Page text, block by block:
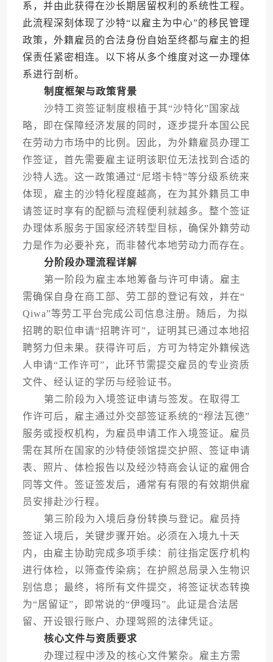
系，并由此获得在沙长期居留权利的系统性工程。
此流程深刻体现了沙特“以雇主为中心”的移民管理
政策，外籍雇员的合法身份自始至终都与雇主的担
保责任紧密相连。以下将从多个维度对这一办理体
系进行剖析。
制度框架与政策背景
沙特工资签证制度根植于其“沙特化”国家战
略，即在保障经济发展的同时，逐步提升本国公民
在劳动力市场中的比例。因此，为外籍雇员办理工
作签证，首先需要雇主证明该职位无法找到合适的
沙特人选。这一政策通过“尼塔卡特”等分级系统来
体现，雇主的沙特化程度越高，在为其外籍员工申
请签证时享有的配额与流程便利就越多。整个签证
办理体系服务于国家经济转型目标，确保外籍劳动
力是作为必要补充，而非替代本地劳动力而存在。
分阶段办理流程详解
第一阶段为雇主本地筹备与许可申请。雇主
需确保自身在商工部、劳工部的登记有效，并在“
Qiwa”等劳工平台完成公司信息注册。随后，为拟
招聘的职位申请“招聘许可”，证明其已通过本地招
聘努力但未果。获得许可后，方可为特定外籍候选
人申请“工作许可”，此环节需提交雇员的专业资质
文件、经认证的学历与经验证书。
第二阶段为入境签证申请与签发。在取得工
作许可后，雇主通过外交部签证系统的“穆法瓦德”
服务或授权机构，为雇员申请工作入境签证。雇员
需在其所在国家的沙特使领馆提交护照、签证申请
表、照片、体检报告以及经沙特商会认证的雇佣合
同等文件。签证签发后，通常有有限的有效期供雇
员安排赴沙行程。
第三阶段为入境后身份转换与登记。雇员持
签证入境后，关键步骤开始。必须在入境九十天
内，由雇主协助完成多项手续：前往指定医疗机构
进行体检，以筛查传染病；在护照总局录入生物识
别信息；最终，将所有文件提交，将签证状态转换
为“居留证”，即常说的“伊嘎玛”。此证是合法居
留、开设银行账户、办理驾照的法律凭证。
核心文件与资质要求
办理过程中涉及的核心文件繁杂。雇主方需